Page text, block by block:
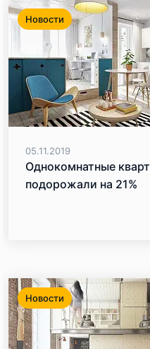
Новости
05.11.2019
Однокомнатные
подорожали на 21%
Новости